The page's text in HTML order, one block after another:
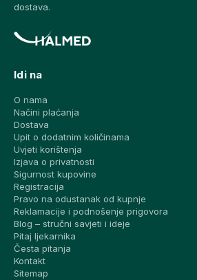
dostava.
Idi na
O nama
Načini plaćanja
Dostava
Upit o dodatnim količinama
Uvjeti korištenja
Izjava o privatnosti
Sigurnost kupovine
Registracija
Pravo na odustanak od kupnje
Reklamacije i podnošenje prigovora
Blog – stručni savjeti i ideje
Pitaj ljekarnika
Česta pitanja
Kontakt
Sitemap